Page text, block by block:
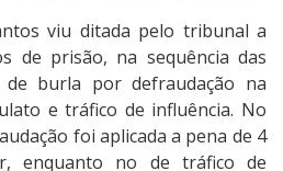
viu ditada pelo tribunal a
de prisão, na sequência das
de burla por defraudação na
e tráfico de influência. No
foi aplicada a pena de 4
enquanto no de tráfico de